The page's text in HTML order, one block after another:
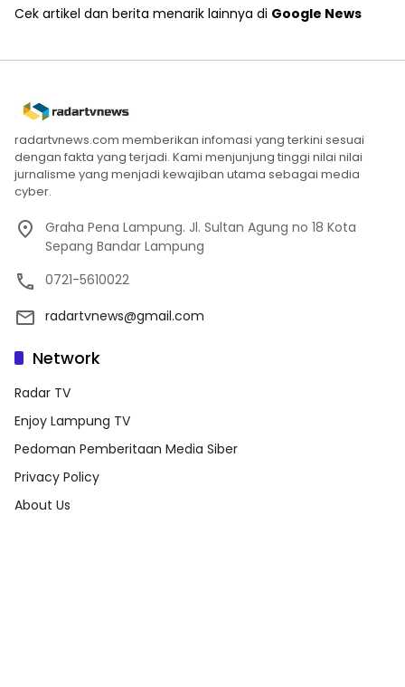
Cek artikel dan berita menarik lainnya di Google News
radartvnews.com memberikan infomasi yang terkini sesuai
dengan fakta yang terjadi. Kami menjunjung tinggi nilai nilai
jurnalisme yang menjadi kewajiban utama sebagai media
cyber.
Graha Pena Lampung. Jl. Sultan Agung no 18 Kota
Sepang Bandar Lampung
0721-5610022
radartvnews@gmail.com
Network
Radar TV
Enjoy Lampung TV
Pedoman Pemberitaan Media Siber
Privacy Policy
About Us